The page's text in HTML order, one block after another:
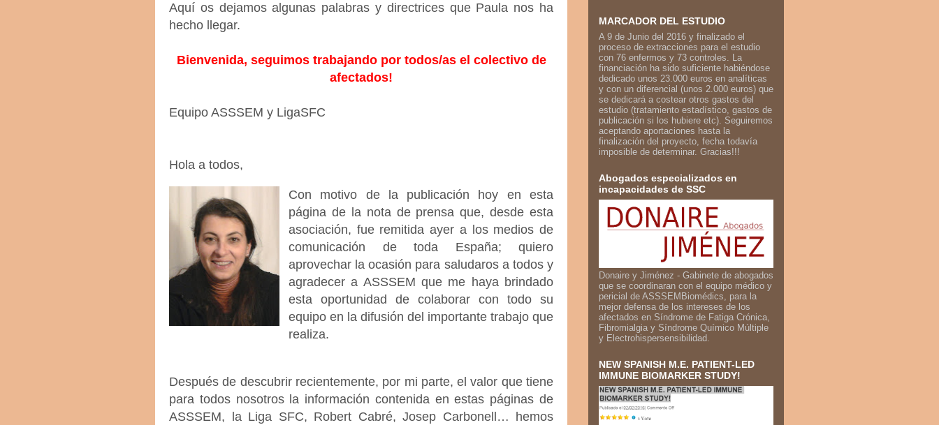
Aquí os dejamos algunas palabras y directrices que Paula nos ha
hecho llegar.
Bienvenida, seguimos trabajando por todos/as el colectivo de
afectados!
Equipo ASSSEM y LigaSFC
Hola a todos,
Con motivo de la publicación hoy en esta
página de la nota de prensa que, desde esta
asociación, fue remitida ayer a los medios de
comunicación de toda España; quiero
aprovechar la ocasión para saludaros a todos y
agradecer a ASSSEM que me haya brindado
esta oportunidad de colaborar con todo su
equipo en la difusión del importante trabajo que
realiza.
Después de descubrir recientemente, por mi parte, el valor que tiene
para todos nosotros la información contenida en estas páginas de
ASSSEM, la Liga SFC, Robert Cabré, Josep Carbonell… hemos
MARCADOR DEL ESTUDIO
A 9 de Junio del 2016 y finalizado el
proceso de extracciones para el estudio
con 76 enfermos y 73 controles. La
financiación ha sido suficiente habiéndose
dedicado unos 23.000 euros en analíticas
y con un diferencial (unos 2.000 euros) que
se dedicará a costear otros gastos del
estudio (tratamiento estadístico, gastos de
publicación si los hubiere etc). Seguiremos
aceptando aportaciones hasta la
finalización del proyecto, fecha todavía
imposible de determinar. Gracias!!!
Abogados especializados en
incapacidades de SSC
Donaire y Jiménez - Gabinete de abogados
que se coordinaran con el equipo médico y
pericial de ASSSEMBiomédics, para la
mejor defensa de los intereses de los
afectados en Síndrome de Fatiga Crónica,
Fibromialgia y Síndrome Químico Múltiple
y Electrohispersensibilidad.
NEW SPANISH M.E. PATIENT-LED
IMMUNE BIOMARKER STUDY!